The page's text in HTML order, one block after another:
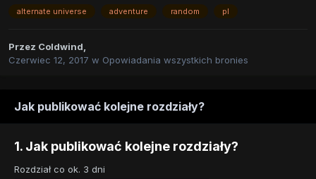
alternate universe adventure random pl
Przez Coldwind,
Czerwiec 12, 2017 w Opowiadania wszystkich bronies
Jak publikować kolejne rozdziały?
1. Jak publikować kolejne rozdziały?
Rozdział co ok. 3 dni